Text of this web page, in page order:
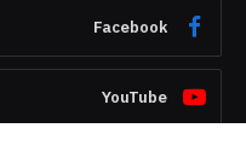
Facebook
YouTube